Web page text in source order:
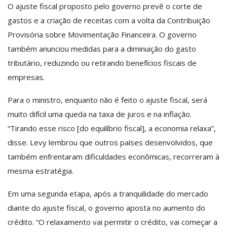
O ajuste fiscal proposto pelo governo prevê o corte de
gastos e a criação de receitas com a volta da Contribuição
Provisória sobre Movimentação Financeira. O governo
também anunciou medidas para a diminuição do gasto
tributário, reduzindo ou retirando benefícios fiscais de
empresas.
Para o ministro, enquanto não é feito o ajuste fiscal, será
muito difícil uma queda na taxa de juros e na inflação.
“Tirando esse risco [do equilíbrio fiscal], a economia relaxa”,
disse. Levy lembrou que outros países desenvolvidos, que
também enfrentaram dificuldades econômicas, recorreram à
mesma estratégia.
Em uma segunda etapa, após a tranquilidade do mercado
diante do ajuste fiscal, o governo aposta no aumento do
crédito. “O relaxamento vai permitir o crédito, vai começar a